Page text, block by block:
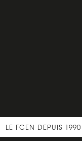
LE FCEN DEPUIS 1990